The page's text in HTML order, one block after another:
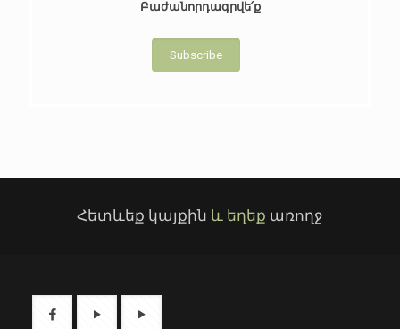
Բաժանորդագրվե՛ք
Subscribe
Հետևեք կայքին և եղեք առողջ